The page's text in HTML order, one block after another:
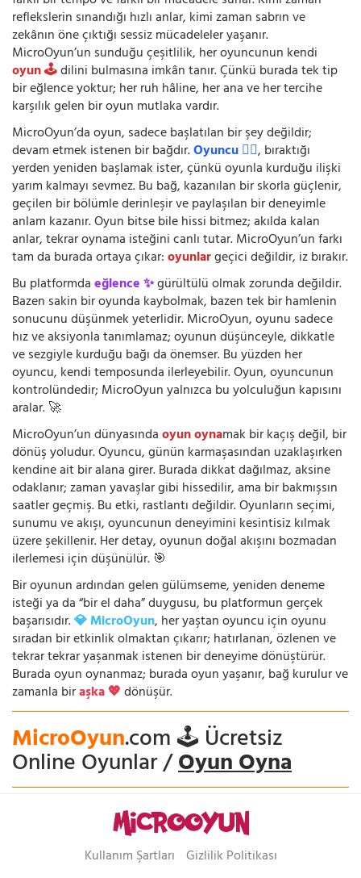
reflekslerin sınandığı hızlı anlar, kimi zaman sabrın ve
zekânın öne çıktığı sessiz mücadeleler yaşanır.
MicroOyun’un sunduğu çeşitlilik, her oyuncunun kendi
oyun 🕹️dilini bulmasına imkân tanır. Çünkü burada tek tip
bir eğlence yoktur; her ruh hâline, her ana ve her tercihe
karşılık gelen bir oyun mutlaka vardır.
MicroOyun’da oyun, sadece başlatılan bir şey değildir;
devam etmek istenen bir bağdır.Oyuncu 🧍‍♂️, bıraktığı
yerden yeniden başlamak ister, çünkü oyunla kurduğu ilişki
yarım kalmayı sevmez. Bu bağ, kazanılan bir skorla güçlenir,
geçilen bir bölümle derinleşir ve paylaşılan bir deneyimle
anlam kazanır. Oyun bitse bile hissi bitmez; akılda kalan
anlar, tekrar oynama isteğini canlı tutar. MicroOyun’un farkı
tam da burada ortaya çıkar:oyunlargeçici değildir, iz bırakır.
Bu platformdaeğlence ✨gürültülü olmak zorunda değildir.
Bazen sakin bir oyunda kaybolmak, bazen tek bir hamlenin
sonucunu düşünmek yeterlidir. MicroOyun, oyunu sadece
hız ve aksiyonla tanımlamaz; oyunun düşünceyle, dikkatle
ve sezgiyle kurduğu bağı da önemser. Bu yüzden her
oyuncu, kendi temposunda ilerleyebilir. Oyun, oyuncunun
kontrolündedir; MicroOyun yalnızca bu yolculuğun kapısını
aralar. 🚀
MicroOyun’un dünyasındaoyun oynamak bir kaçış değil, bir
dönüş yoludur. Oyuncu, günün karmaşasından uzaklaşırken
kendine ait bir alana girer. Burada dikkat dağılmaz, aksine
odaklanır; zaman yavaşlar gibi hissedilir, ama bir bakmışsın
saatler geçmiş. Bu etki, rastlantı değildir. Oyunların seçimi,
sunumu ve akışı, oyuncunun deneyimini kesintisiz kılmak
üzere şekillenir. Her detay, oyunun doğal akışını bozmadan
ilerlemesi için düşünülür. 🎯
Bir oyunun ardından gelen gülümseme, yeniden deneme
isteği ya da “bir el daha” duygusu, bu platformun gerçek
başarısıdır.💎 MicroOyun, her yaştan oyuncu için oyunu
sıradan bir etkinlik olmaktan çıkarır; hatırlanan, özlenen ve
tekrar tekrar yaşanmak istenen bir deneyime dönüştürür.
Burada oyun oynanmaz; burada oyun yaşanır, bağ kurulur ve
zamanla biraşka 💖dönüşür.
MicroOyun.com 🕹️ Ücretsiz
Online Oyunlar /Oyun Oyna
Kullanım Şartları Gizlilik Politikası